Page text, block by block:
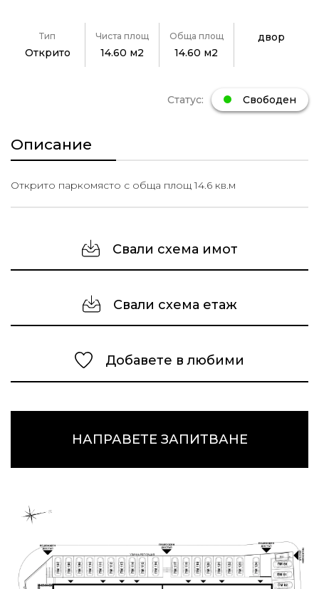
Тип
Открито
Чиста площ
14.60 м2
Обща площ
14.60 м2
двор
Статус: Свободен
Описание
Открито паркомясто с обща площ 14.6 кв.м
Свали схема имот
Свали схема етаж
Добавете в любими
НАПРАВЕТЕ ЗАПИТВАНЕ